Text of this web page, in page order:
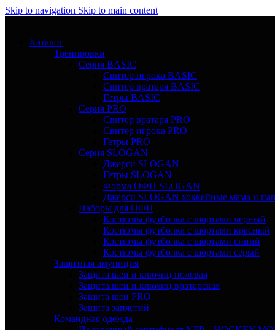
Skip to navigation Skip to main content
Каталог
Тренировки
Серия BASIC
Свитер игрока BASIC
Свитер вратаря BASIC
Гетры BASIC
Серия PRO
Свитер вратаря PRO
Свитер игрока PRO
Гетры PRO
Серия SLOGAN
Джерси SLOGAN
Гетры SLOGAN
Форма ОФП SLOGAN
Джерси SLOGAN хоккейные мама и
Наборы для ОФП
Костюмы футболка с шортами черный
Костюмы футболка с шортами красный
Костюмы футболка с шортами синий
Костюмы футболка с шортами серый
Защитная амуниция
Защита шеи и ключиц полевая
Защита шеи и ключиц вратарская
Защита шеи PRO
Защита запястий
Командная одежда